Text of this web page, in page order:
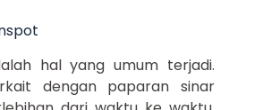
hal yang umum terjadi.
dengan paparan sinar